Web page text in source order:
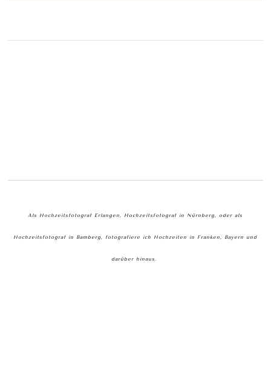
Als Hochzeitsfotograf Erlangen, Hochzeitsfotograf in Nürnberg, oder als
Hochzeitsfotograf in Bamberg, fotografiere ich Hochzeiten in Franken, Bayern und
darüber hinaus.